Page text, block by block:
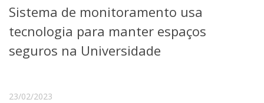
Telefones e Mapas
Pessoas
Graduação
Cursos de Extensão
Sistema de monitoramento usa
tecnologia para manter espaços
seguros na Universidade
23/02/2023